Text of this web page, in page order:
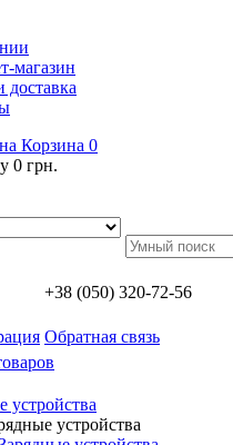
магазин
доставка
Корзина 0
0 грн.
+38 (050) 320-72-56
Обратная связь
устройства
устройства